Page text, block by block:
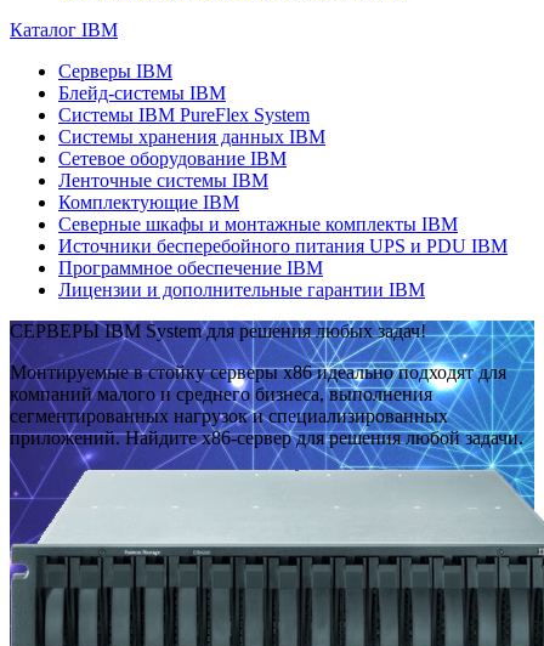
Каталог IBM
Серверы IBM
Блейд-системы IBM
Системы IBM PureFlex System
Системы хранения данных IBM
Сетевое оборудование IBM
Ленточные системы IBM
Комплектующие IBM
Северные шкафы и монтажные комплекты IBM
Источники бесперебойного питания UPS и PDU IBM
Программное обеспечение IBM
Лицензии и дополнительные гарантии IBM
СЕРВЕРЫ IBM System для решения любых задач!
Монтируемые в стойку серверы x86 идеально подходят для
компаний малого и среднего бизнеса, выполнения
сегментированных нагрузок и специализированных
приложений. Найдите x86-сервер для решения любой задачи.